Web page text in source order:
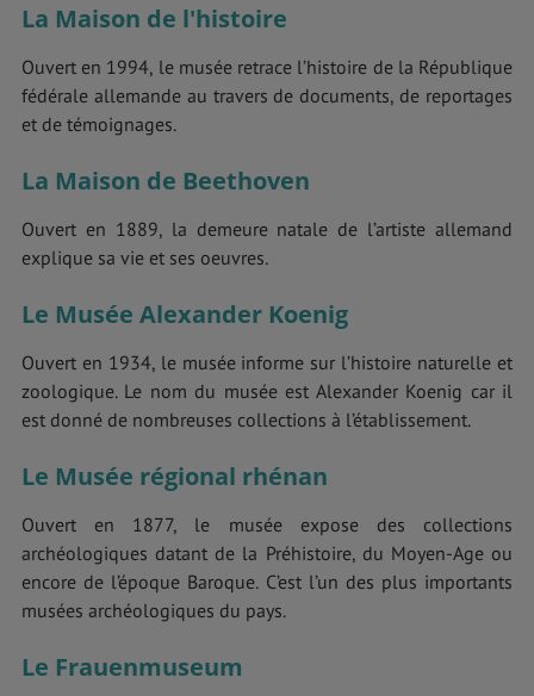
La Maison de l'histoire
Ouvert en 1994, le musée retrace l’histoire de la République
fédérale allemande au travers de documents, de reportages
et de témoignages.
La Maison de Beethoven
Ouvert en 1889, la demeure natale de l’artiste allemand
explique sa vie et ses oeuvres.
Le Musée Alexander Koenig
Ouvert en 1934, le musée informe sur l’histoire naturelle et
zoologique. Le nom du musée est Alexander Koenig car il
est donné de nombreuses collections à l’établissement.
Le Musée régional rhénan
Ouvert en 1877, le musée expose des collections
archéologiques datant de la Préhistoire, du Moyen-Age ou
encore de l’époque Baroque. C’est l’un des plus importants
musées archéologiques du pays.
Le Frauenmuseum